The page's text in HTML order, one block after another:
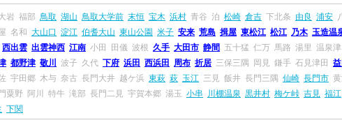
岩 福部 鳥取 湖山 鳥取大学前 末恒 宝木 浜村 青谷 泊 松崎 倉吉 下北条 由良 浦安
名和 大山口 淀江 伯耆大山 東山公園 米子 安来 荒島 揖屋 東松江 松江 乃木 玉造温
西出雲 出雲神西 江南 小田 田儀 波根 久手 大田市 静間 五十猛 仁万 馬路 湯里 温泉津
都野津 敬川 波子 久代 下府 浜田 西浜田 周布 折居 三保三隅 岡見 鎌手 石見津田
宇田郷 木与 奈古 長門大井 越ケ浜 東萩 萩 玉江 三見 飯井 長門三隅 仙崎 長門市
粟野 阿川 特牛 滝部 長門二見 宇賀本郷 湯玉 小串 川棚温泉 黒井村 梅ケ峠 吉見 福江
下関